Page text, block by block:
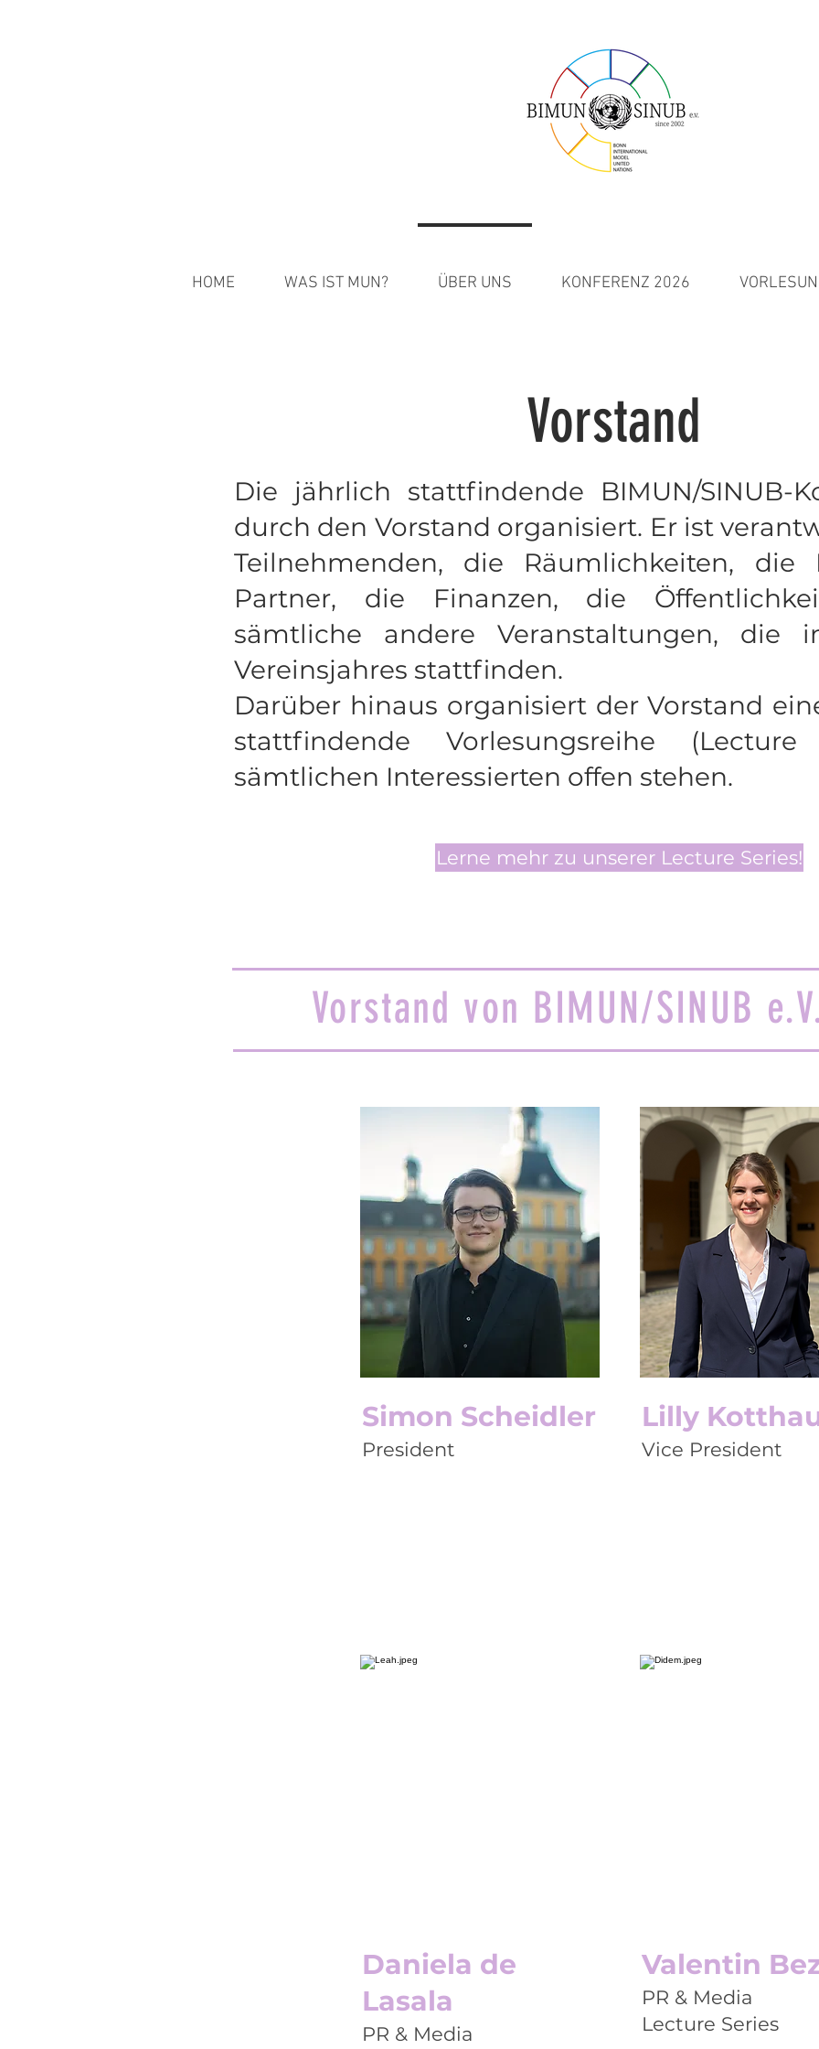
HOME WAS IST MUN? ÜBER UNS KONFERENZ 2026
Vorstand
Die jährlich stattfindende BIMUN/SINUB-
durch den Vorstand organisiert. Er ist
Teilnehmenden, die Räumlichkeiten, die
Partner, die Finanzen, die
sämtliche andere Veranstaltungen, die
Vereinsjahres stattfinden.
Darüber hinaus organisiert der Vorstand
stattfindende Vorlesungsreihe
sämtlichen Interessierten offen stehen.
Lerne mehr zu unserer Lecture Series!
Vorstand von BIMUN/SINUB
Simon Scheidler
President
Daniela de
Lasala
PR & Media
Lilly
Vice President
Valentin
PR & Media
Lecture Series